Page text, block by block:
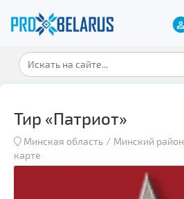
Тир «Патриот»
Минская область Минский район
карте